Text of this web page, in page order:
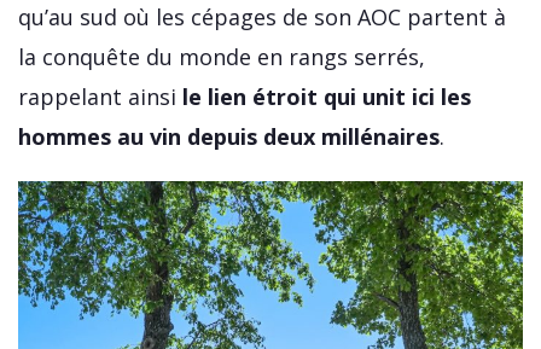
qu’au sud où les cépages de son AOC partent à
la conquête du monde en rangs serrés,
rappelant ainsi le lien étroit qui unit ici les
hommes au vin depuis deux millénaires.